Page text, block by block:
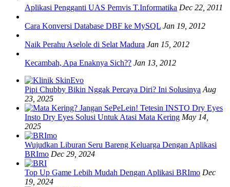
Aplikasi Pengganti UAS Pemvis T.Informatika Dec 22, 2011
Cara Konversi Database DBF ke MySQL Jan 19, 2012
Naik Perahu Aselole di Selat Madura Jan 15, 2012
Kecambah, Apa Enaknya Sich?? Jan 13, 2012
Pipi Chubby Bikin Nggak Percaya Diri? Ini Solusinya Aug
23, 2025
Insto Dry Eyes Solusi Untuk Atasi Mata Kering May 14,
2025
Wujudkan Liburan Seru Bareng Keluarga Dengan Aplikasi
BRImo Dec 29, 2024
Top Up Game Lebih Mudah Dengan Aplikasi BRImo Dec
19, 2024